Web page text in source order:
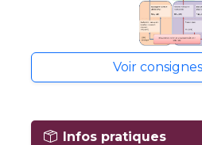
Voir
Infos pratiques